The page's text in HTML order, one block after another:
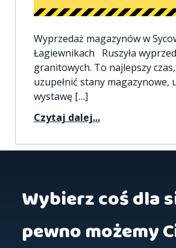
Wyprzedaż magazynów w
Łagiewnikach Ruszyła
granitowych. To najlepszy
uzupełnić stany magazynowe,
wystawę […]
Czytaj dalej...
Wybierz coś dla
pewno możemy